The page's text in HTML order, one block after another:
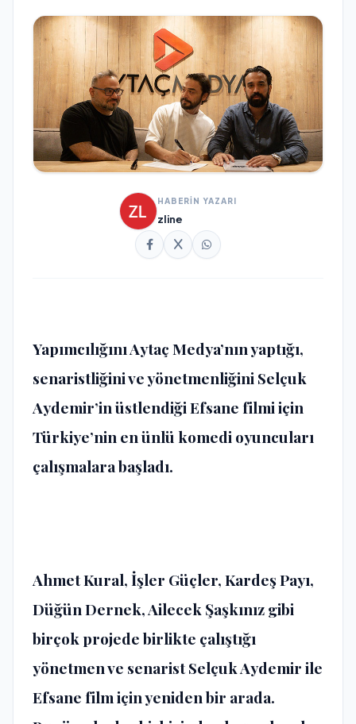
HABERİN YAZARI
zline
Yapımcılığını Aytaç Medya’nın yaptığı,
senaristliğini ve yönetmenliğini Selçuk
Aydemir’in üstlendiği Efsane filmi için
Türkiye’nin en ünlü komedi oyuncuları
çalışmalara başladı.
Ahmet Kural, İşler Güçler, Kardeş Payı,
Düğün Dernek, Ailecek Şaşkınız gibi
birçok projede birlikte çalıştığı
yönetmen ve senarist Selçuk Aydemir ile
Efsane film için yeniden bir arada.